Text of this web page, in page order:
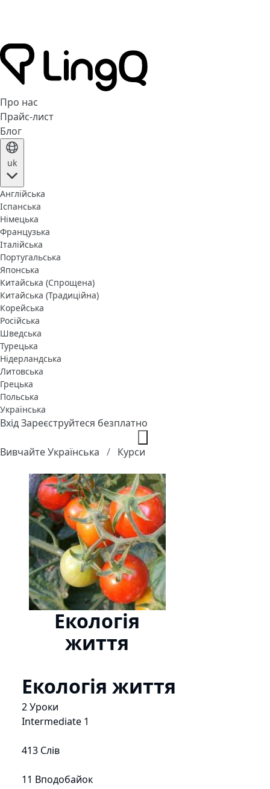
Про нас
Прайс-лист
Блог
uk
Англійська
Іспанська
Німецька
Французька
Італійська
Португальська
Японська
Китайська (Спрощена)
Китайська (Традиційна)
Корейська
Російська
Шведська
Турецька
Нідерландська
Литовська
Грецька
Польська
Українська
ВхідЗареєструйтеся безплатно
Вивчайте Українська Курси
Екологія
життя
Екологія життя
2 Уроки
Intermediate 1
413 Слів
11 Вподобайок